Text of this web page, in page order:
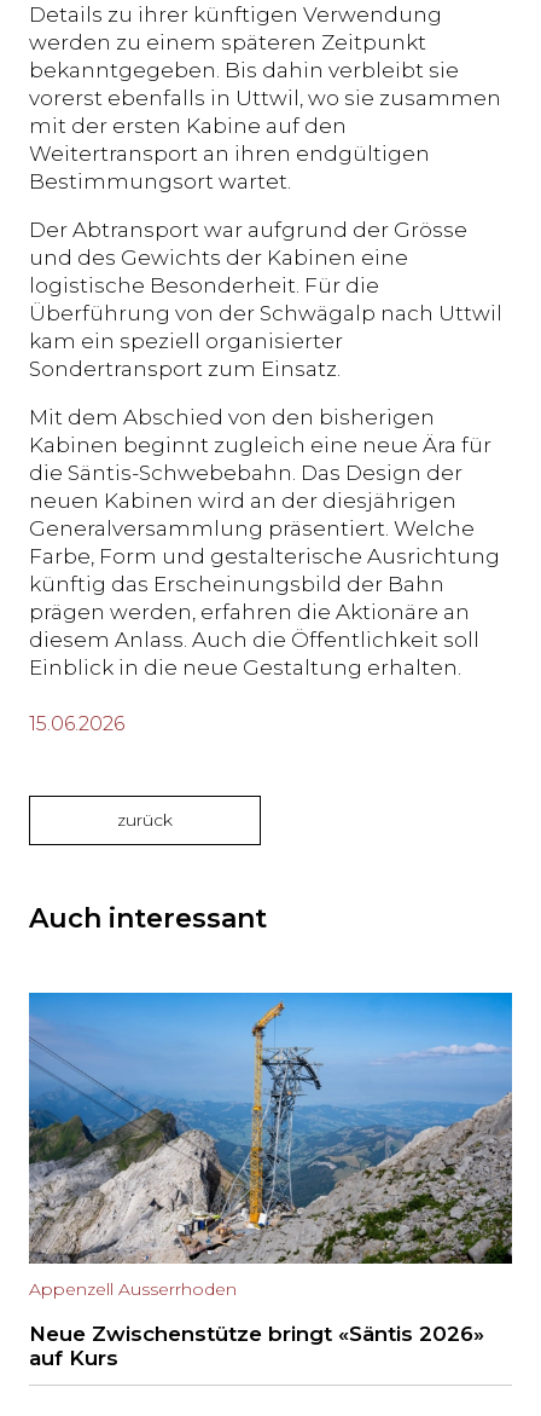
Details zu ihrer künftigen Verwendung
werden zu einem späteren Zeitpunkt
bekanntgegeben. Bis dahin verbleibt sie
vorerst ebenfalls in Uttwil, wo sie zusammen
mit der ersten Kabine auf den
Weitertransport an ihren endgültigen
Bestimmungsort wartet.
Der Abtransport war aufgrund der Grösse
und des Gewichts der Kabinen eine
logistische Besonderheit. Für die
Überführung von der Schwägalp nach Uttwil
kam ein speziell organisierter
Sondertransport zum Einsatz.
Mit dem Abschied von den bisherigen
Kabinen beginnt zugleich eine neue Ära für
die Säntis-Schwebebahn. Das Design der
neuen Kabinen wird an der diesjährigen
Generalversammlung präsentiert. Welche
Farbe, Form und gestalterische Ausrichtung
künftig das Erscheinungsbild der Bahn
prägen werden, erfahren die Aktionäre an
diesem Anlass. Auch die Öffentlichkeit soll
Einblick in die neue Gestaltung erhalten.
15.06.2026
zurück
Auch interessant
Appenzell Ausserrhoden
Neue Zwischenstütze bringt «Säntis 2026»
auf Kurs